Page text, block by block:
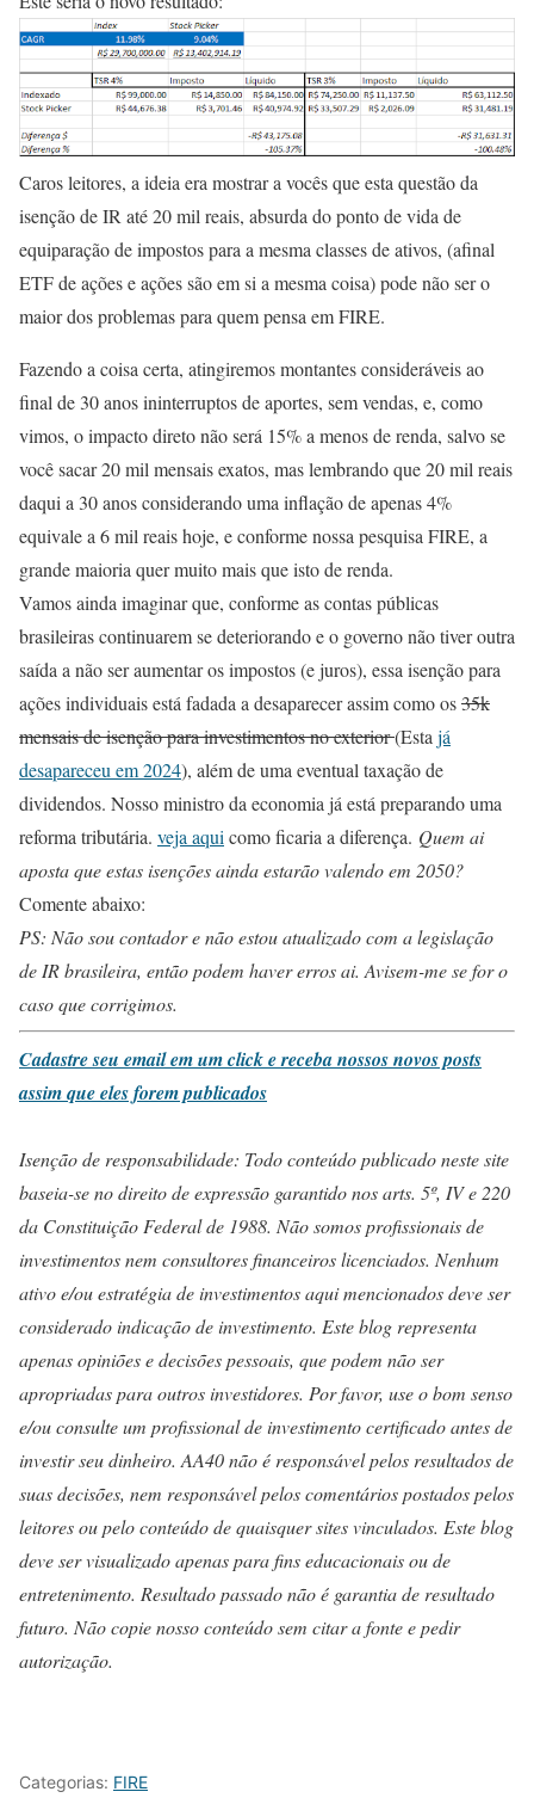
Caros leitores, a ideia era mostrar a vocês que esta questão da
isenção de IR até 20 mil reais, absurda do ponto de vida de
equiparação de impostos para a mesma classes de ativos, (afinal
ETF de ações e ações são em si a mesma coisa) pode não ser o
maior dos problemas para quem pensa em FIRE.
Fazendo a coisa certa, atingiremos montantes consideráveis ao
final de 30 anos ininterruptos de aportes, sem vendas, e, como
vimos, o impacto direto não será 15% a menos de renda, salvo se
você sacar 20 mil mensais exatos, mas lembrando que 20 mil reais
daqui a 30 anos considerando uma inflação de apenas 4%
equivale a 6 mil reais hoje, e conforme nossa pesquisa FIRE, a
grande maioria quer muito mais que isto de renda.
Vamos ainda imaginar que, conforme as contas públicas
brasileiras continuarem se deteriorando e o governo não tiver outra
saída a não ser aumentar os impostos (e juros), essa isenção para
ações individuais está fadada a desaparecer assim como os35k
mensais de isenção para investimentos no exterior(Esta já
desapareceu em 2024), além de uma eventual taxação de
dividendos. Nosso ministro da economia já está preparando uma
reforma tributária. veja aqui como ficaria a diferença. Quem ai
aposta que estas isenções ainda estarão valendo em 2050?
Comente abaixo:
PS: Não sou contador e não estou atualizado com a legislação
de IR brasileira, então podem haver erros ai. Avisem-me se for o
caso que corrigimos.
Cadastre seu email em um click e receba nossos novos posts
assim que eles forem publicados
Isenção de responsabilidade: Todo conteúdo publicado neste site
baseia-se no direito de expressão garantido nos arts. 5º, IV e 220
da Constituição Federal de 1988. Não somos profissionais de
investimentos nem consultores financeiros licenciados. Nenhum
ativo e/ou estratégia de investimentos aqui mencionados deve ser
considerado indicação de investimento. Este blog representa
apenas opiniões e decisões pessoais, que podem não ser
apropriadas para outros investidores. Por favor, use o bom senso
e/ou consulte um profissional de investimento certificado antes de
investir seu dinheiro. AA40 não é responsável pelos resultados de
suas decisões, nem responsável pelos comentários postados pelos
leitores ou pelo conteúdo de quaisquer sites vinculados. Este blog
deve ser visualizado apenas para fins educacionais ou de
entretenimento. Resultado passado não é garantia de resultado
futuro. Não copie nosso conteúdo sem citar a fonte e pedir
autorização.
Categorias: FIRE